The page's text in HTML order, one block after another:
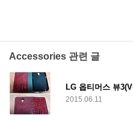
Accessories 관련 글
2015.06.11